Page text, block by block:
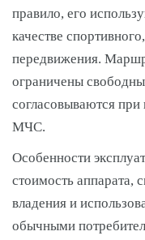
правило, его
качестве
передвижения.
ограничены
согласовываются
МЧС.
Особенности
стоимость аппарата,
владения и
обычными